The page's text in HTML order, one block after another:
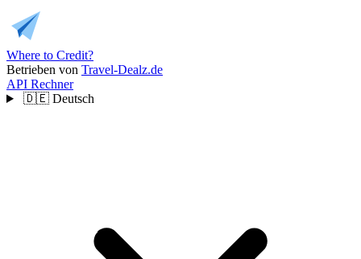
Where to Credit?
Betrieben von Travel-Dealz.de
API Rechner
🇩🇪 Deutsch